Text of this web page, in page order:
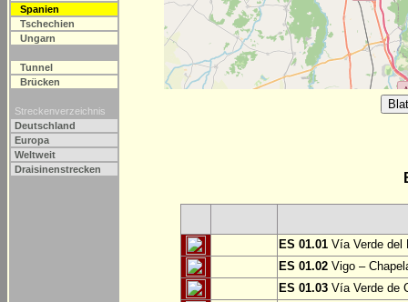
Spanien
Tschechien
Ungarn
Tunnel
Brücken
Streckenverzeichnis
Deutschland
Europa
Weltweit
Draisinenstrecken
ES 01.01 Vía Verde del
ES 01.02 Vigo –
ES 01.03 Vía Verde de